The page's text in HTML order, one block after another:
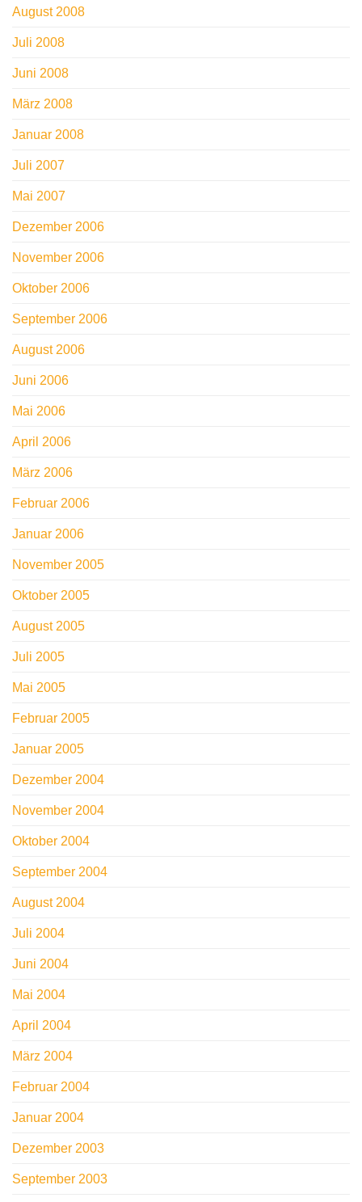
August 2008
Juli 2008
Juni 2008
März 2008
Januar 2008
Juli 2007
Mai 2007
Dezember 2006
November 2006
Oktober 2006
September 2006
August 2006
Juni 2006
Mai 2006
April 2006
März 2006
Februar 2006
Januar 2006
November 2005
Oktober 2005
August 2005
Juli 2005
Mai 2005
Februar 2005
Januar 2005
Dezember 2004
November 2004
Oktober 2004
September 2004
August 2004
Juli 2004
Juni 2004
Mai 2004
April 2004
März 2004
Februar 2004
Januar 2004
Dezember 2003
September 2003